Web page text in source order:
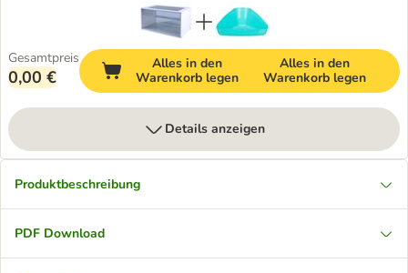
Gesamtpreis
0,00 €
Alles in den
Warenkorb legen
Alles in den
Warenkorb legen
Details anzeigen
Produktbeschreibung
PDF Download